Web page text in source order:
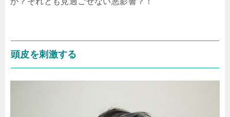
頭皮を刺激する